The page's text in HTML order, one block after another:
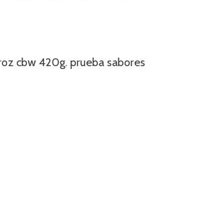
cbw 420g. prueba sabores